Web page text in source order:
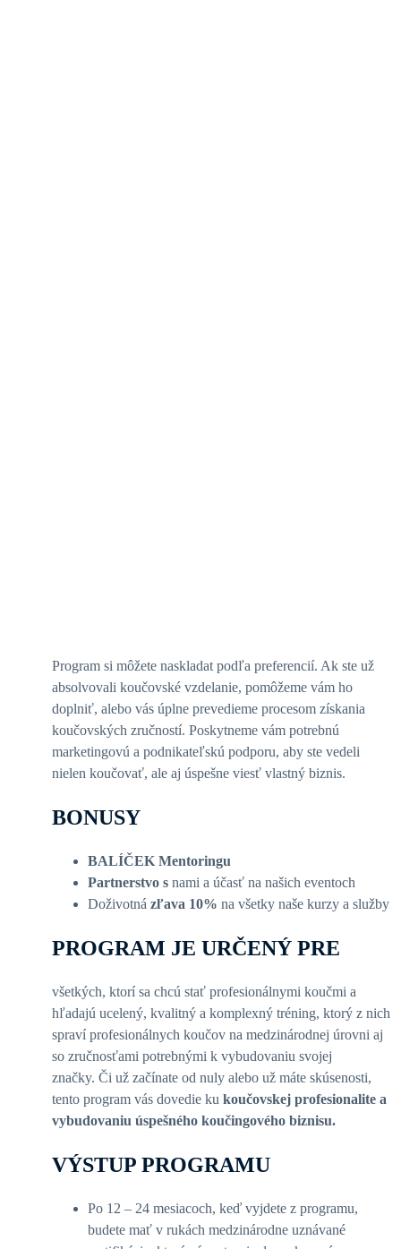
Program si môžete naskladat podľa preferencií. Ak ste už
absolvovali koučovské vzdelanie, pomôžeme vám ho
doplniť, alebo vás úplne prevedieme procesom získania
koučovských zručností. Poskytneme vám potrebnú
marketingovú a podnikateľskú podporu, aby ste vedeli
nielen koučovať, ale aj úspešne viesť vlastný biznis.
BONUSY
BALÍČEK Mentoringu
Partnerstvo s nami a účasť na našich eventoch
Doživotná zľava 10% na všetky naše kurzy a služby
PROGRAM JE URČENÝ PRE
všetkých, ktorí sa chcú stať profesionálnymi koučmi a
hľadajú ucelený, kvalitný a komplexný tréning, ktorý z nich
spraví profesionálnych koučov na medzinárodnej úrovni aj
so zručnosťami potrebnými k vybudovaniu svojej
značky. Či už začínate od nuly alebo už máte skúsenosti,
tento program vás dovedie ku koučovskej profesionalite a
vybudovaniu úspešného koučingového biznisu.
VÝSTUP PROGRAMU
Po 12 – 24 mesiacoch, keď vyjdete z programu,
budete mať v rukách medzinárodne uznávané